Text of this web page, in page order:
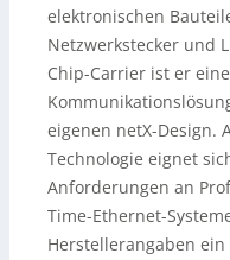
elektronischen
Netzwerkstecker und
Chip-Carrier ist er
eigenen netX-Design.
Technologie eignet
Anforderungen an
Time-Ethernet-
Herstellerangaben